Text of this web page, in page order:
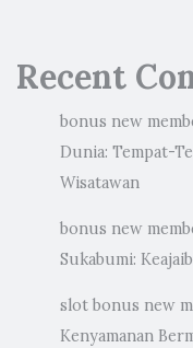
Recent
bonus new
Dunia: Tempat-
Wisatawan
bonus new
Sukabumi:
slot bonus new
Kenyamanan